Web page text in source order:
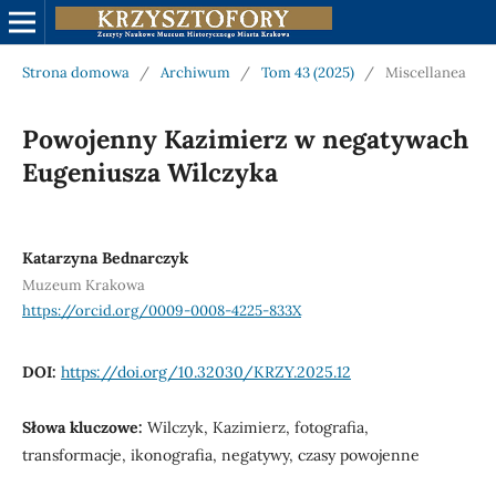
Strona domowa / Archiwum / Tom 43 (2025) / Miscellanea
Powojenny Kazimierz w negatywach
Eugeniusza Wilczyka
Katarzyna Bednarczyk
Muzeum Krakowa
https://orcid.org/0009-0008-4225-833X
DOI: https://doi.org/10.32030/KRZY.2025.12
Słowa kluczowe: Wilczyk, Kazimierz, fotografia,
transformacje, ikonografia, negatywy, czasy powojenne